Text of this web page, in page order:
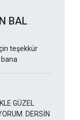
BAL
teşekkür
bana
GÜZEL
DERSİN